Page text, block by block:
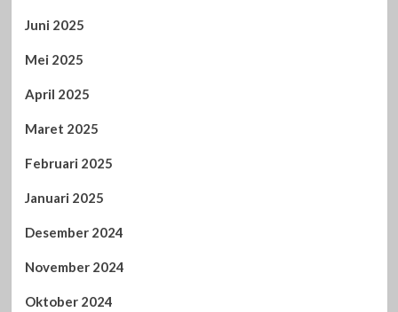
Juni 2025
Mei 2025
April 2025
Maret 2025
Februari 2025
Januari 2025
Desember 2024
November 2024
Oktober 2024